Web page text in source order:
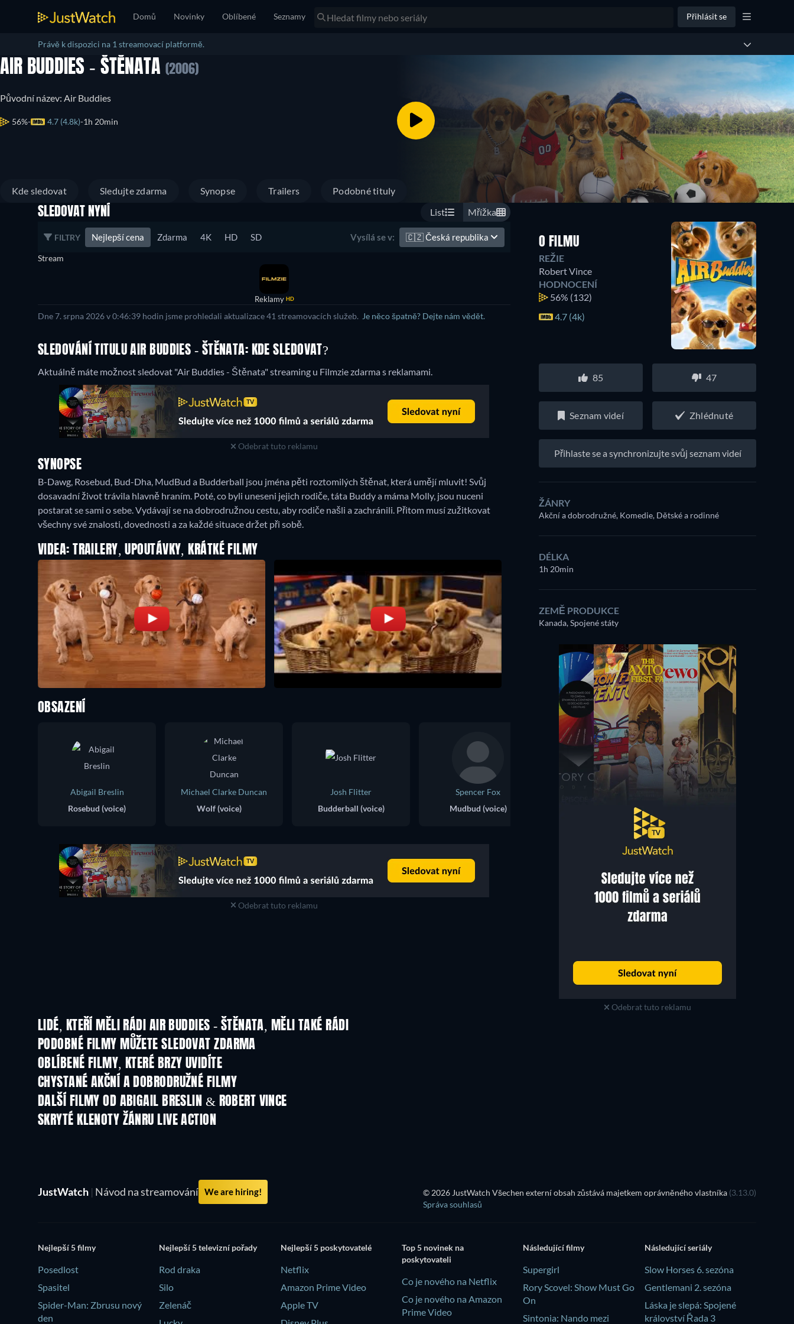
Domů Novinky Oblíbené Seznamy Přihlásit se
Právě k dispozici na 1 streamovací platformě.
AIR BUDDIES - ŠTĚNATA (2006)
Původní název: Air Buddies
56% 4.7 (4.8k) 1h 20min
Kde sledovat Sledujte zdarma Synopse Trailers Podobné tituly
SLEDOVAT NYNÍ List Mřížka
FILTRY Nejlepší cena Zdarma 4K HD SD Vysílá se v: 🇨🇿Česká republika
Stream
Reklamy HD
Dne 7. srpna 2026 v 0:46:39 hodin jsme prohledali aktualizace 41 streamovacích služeb. Je něco špatně? Dejte nám vědět.
SLEDOVÁNÍ TITULU AIR BUDDIES - ŠTĚNATA: KDE SLEDOVAT?
Aktuálně máte možnost sledovat "Air Buddies - Štěnata" streaming u Filmzie zdarma s reklamami.
Odebrat tuto reklamu
SYNOPSE
B-Dawg, Rosebud, Bud-Dha, MudBud a Budderball jsou jména pěti roztomilých štěnat, která umějí mluvit! Svůj
dosavadní život trávila hlavně hraním. Poté, co byli uneseni jejich rodiče, táta Buddy a máma Molly, jsou nuceni
postarat se sami o sebe. Vydávají se na dobrodružnou cestu, aby rodiče našli a zachránili. Přitom musí zužitkovat
všechny své znalosti, dovednosti a za každé situace držet při sobě.
VIDEA: TRAILERY, UPOUTÁVKY, KRÁTKÉ FILMY
O FILMU
REŽIE
Robert Vince
HODNOCENÍ
56% (132)
4.7 (4k)
85 47
Seznam videí Zhlédnuté
Přihlaste se a synchronizujte svůj seznam videí
ŽÁNRY
Akční a dobrodružné, Komedie, Dětské a rodinné
DÉLKA
1h 20min
ZEMĚ PRODUKCE
Kanada, Spojené státy
Odebrat tuto reklamu
OBSAZENÍ
Abigail Breslin
Rosebud (voice)
Michael Clarke Duncan
Wolf (voice)
Josh Flitter
Budderball (voice)
Spencer Fox
Mudbud (voice)
B-Dawg (voice)
Odebrat tuto reklamu
LIDÉ, KTEŘÍ MĚLI RÁDI AIR BUDDIES - ŠTĚNATA, MĚLI TAKÉ RÁDI
PODOBNÉ FILMY MŮŽETE SLEDOVAT ZDARMA
OBLÍBENÉ FILMY, KTERÉ BRZY UVIDÍTE
CHYSTANÉ AKČNÍ A DOBRODRUŽNÉ FILMY
DALŠÍ FILMY OD ABIGAIL BRESLIN & ROBERT VINCE
SKRYTÉ KLENOTY ŽÁNRU LIVE ACTION
JustWatch | Návod na streamování We are hiring! © 2026 JustWatch Všechen externí obsah zůstává majetkem oprávněného vlastníka (3.13.0)
Správa souhlasů
Nejlepší 5 filmy
Posedlost
Spasitel
Spider-Man: Zbrusu nový
den
Nejlepší 5 televizní pořady
Rod draka
Silo
Zelenáč
Nejlepší 5 poskytovatelé
Netflix
Amazon Prime Video
Apple TV
Top 5 novinek na
poskytovateli
Co je nového na Netflix
Co je nového na Amazon
Prime Video
Následující filmy
Supergirl
Rory Scovel: Show Must Go
On
Sintonia: Nando mezi
Následující seriály
Slow Horses 6. sezóna
Gentlemani 2. sezóna
Láska je slepá: Spojené
království Řada 3